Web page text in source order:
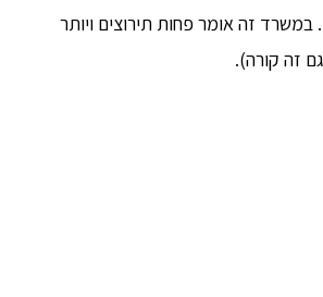
במשרד זה אומר פחות תירוצים ויותר
זה קורה).